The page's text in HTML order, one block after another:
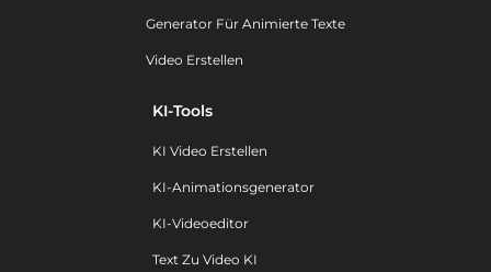
Generator Für Animierte Texte
Video Erstellen
KI-Tools
KI Video Erstellen
KI-Animationsgenerator
KI-Videoeditor
Text Zu Video KI